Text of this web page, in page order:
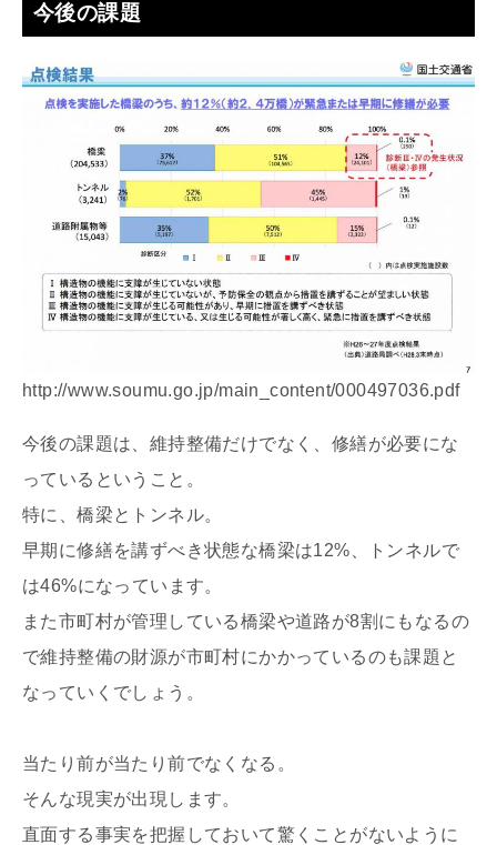
今後の課題
http://www.soumu.go.jp/main_content/000497036.pdf
今後の課題は、維持整備だけでなく、修繕が必要にな
っているということ。
特に、橋梁とトンネル。
早期に修繕を講ずべき状態な橋梁は12%、トンネルで
は46%になっています。
また市町村が管理している橋梁や道路が8割にもなるの
で維持整備の財源が市町村にかかっているのも課題と
なっていくでしょう。
当たり前が当たり前でなくなる。
そんな現実が出現します。
直面する事実を把握しておいて驚くことがないように